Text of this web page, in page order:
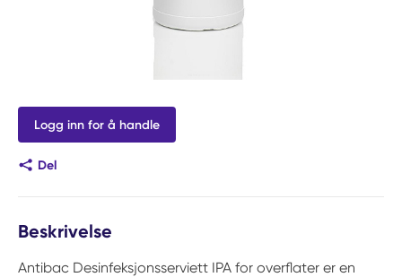
Logg inn for å handle
Del
Beskrivelse
Antibac Desinfeksjonsserviett IPA for overflater er en